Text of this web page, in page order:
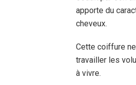
apporte du
cheveux.
Cette coiffure
travailler les
à vivre.